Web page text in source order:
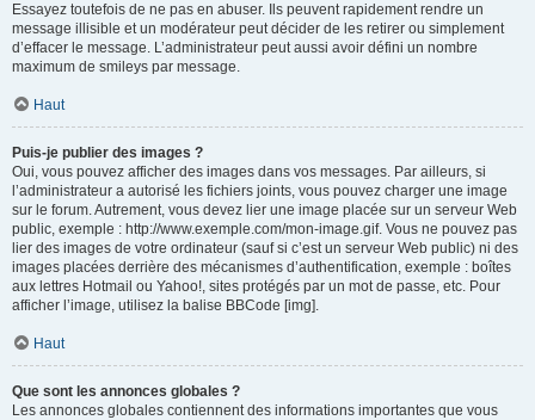
Essayez toutefois de ne pas en abuser. Ils peuvent rapidement rendre un
message illisible et un modérateur peut décider de les retirer ou simplement
d’effacer le message. L’administrateur peut aussi avoir défini un nombre
maximum de smileys par message.
Haut
Puis-je publier des images ?
Oui, vous pouvez afficher des images dans vos messages. Par ailleurs, si
l’administrateur a autorisé les fichiers joints, vous pouvez charger une image
sur le forum. Autrement, vous devez lier une image placée sur un serveur Web
public, exemple : http://www.exemple.com/mon-image.gif. Vous ne pouvez pas
lier des images de votre ordinateur (sauf si c’est un serveur Web public) ni des
images placées derrière des mécanismes d’authentification, exemple : boîtes
aux lettres Hotmail ou Yahoo!, sites protégés par un mot de passe, etc. Pour
afficher l’image, utilisez la balise BBCode [img].
Haut
Que sont les annonces globales ?
Les annonces globales contiennent des informations importantes que vous